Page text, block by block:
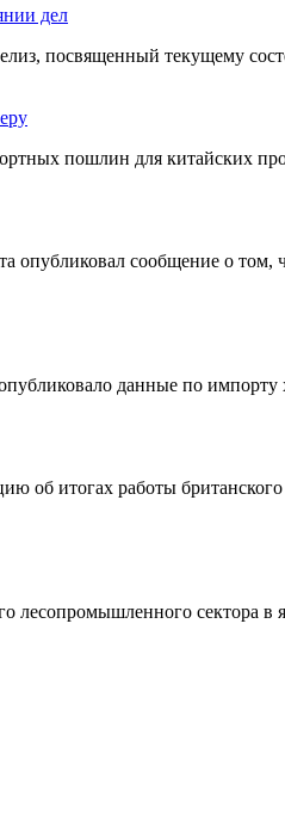
дел
посвященный текущему
пошлин для китайских
сообщение о
данные по
об итогах работы
лесопромышленного сектора в